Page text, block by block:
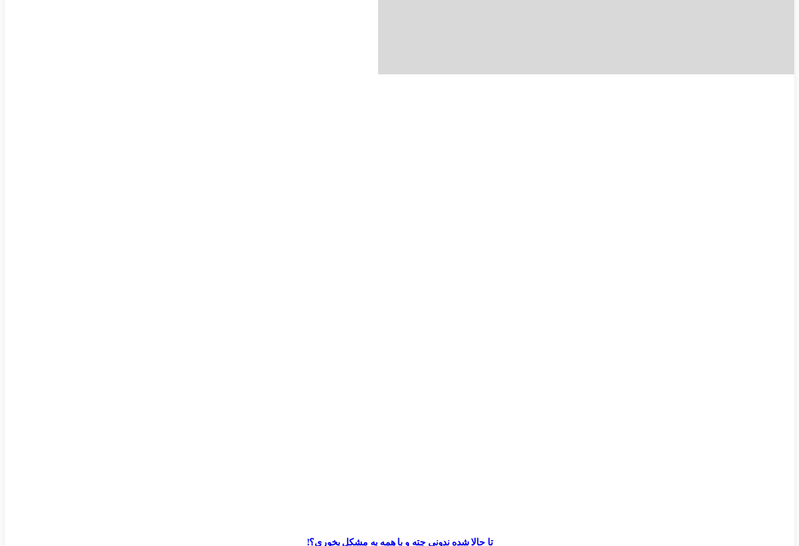
تا حالا شده ندونی چته و با همه به مشکل بخوری؟!